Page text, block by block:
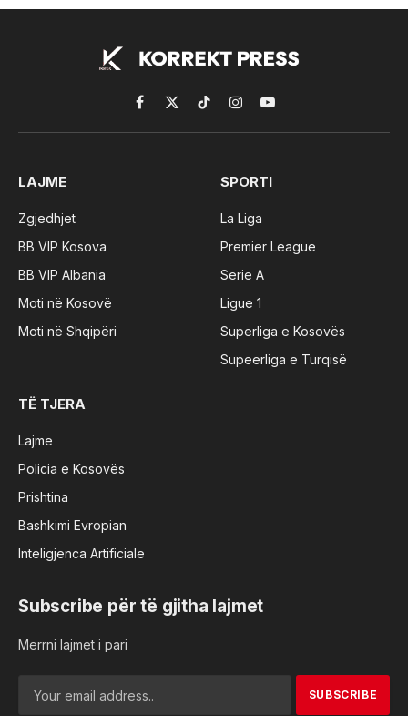
Facebook
X
(Twitter)
TikTokInstagramYouTube
LAJME
Zgjedhjet
BB VIP Kosova
BB VIP Albania
Moti në Kosovë
Moti në Shqipëri
SPORTI
La Liga
Premier League
Serie A
Ligue 1
Superliga e Kosovës
Supeerliga e Turqisë
TË TJERA
Lajme
Policia e Kosovës
Prishtina
Bashkimi Evropian
Inteligjenca Artificiale
Subscribe për të gjitha lajmet
Merrni lajmet i pari